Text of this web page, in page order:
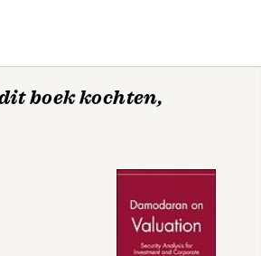
boek kochten,